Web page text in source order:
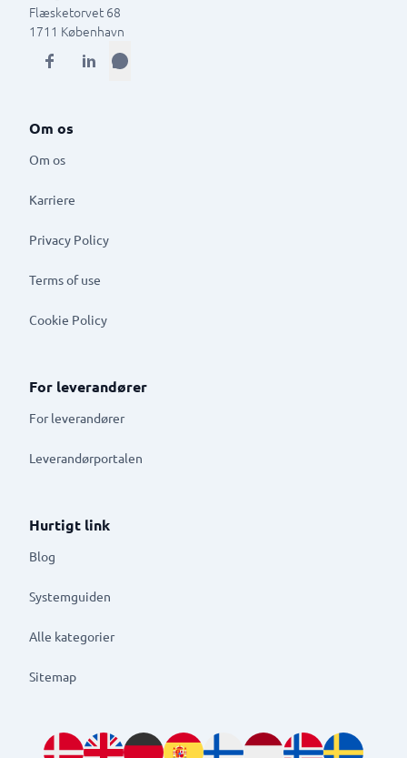
Flæsketorvet 68
1711 København
Om os
Om os
Karriere
Privacy Policy
Terms of use
Cookie Policy
For leverandører
For leverandører
Leverandørportalen
Hurtigt link
Blog
Systemguiden
Alle kategorier
Sitemap